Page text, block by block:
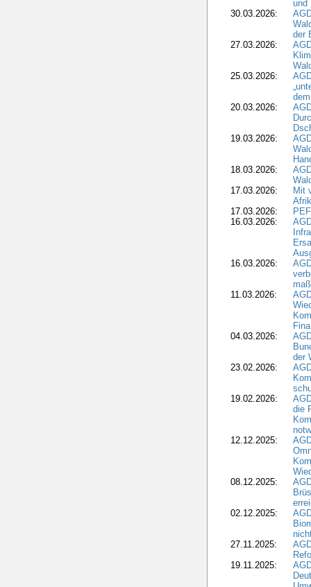
und
30.03.2026:
der
27.03.2026:
25.03.2026:
20.03.2026:
19.03.2026:
18.03.2026:
17.03.2026:
Mit
17.03.2026:
16.03.2026:
16.03.2026:
11.03.2026:
04.03.2026:
der
23.02.2026:
19.02.2026:
die
12.12.2025:
08.12.2025:
02.12.2025:
27.11.2025:
19.11.2025: